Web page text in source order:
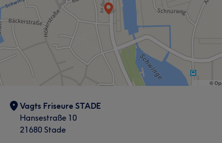
Vagts Friseure STADE
Hansestraße 10
21680 Stade